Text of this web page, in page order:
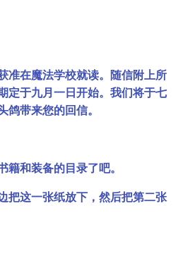
准在魔法学校就读。随信附上所
定于九月一日开始。我们将于七
鸽带来您的回信。
和装备的目录了吧。
把这一张纸放下，然后把第二张